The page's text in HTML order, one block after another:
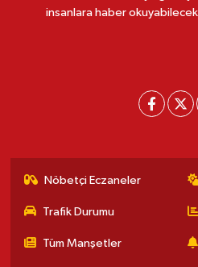
insanlara haber
Nöbetçi Eczaneler
Trafik Durumu
Tüm Manşetler